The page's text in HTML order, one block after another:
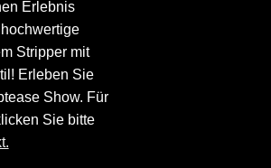
Erlebnis
Stripper mit
Erleben Sie
Show. Für
Sie bitte